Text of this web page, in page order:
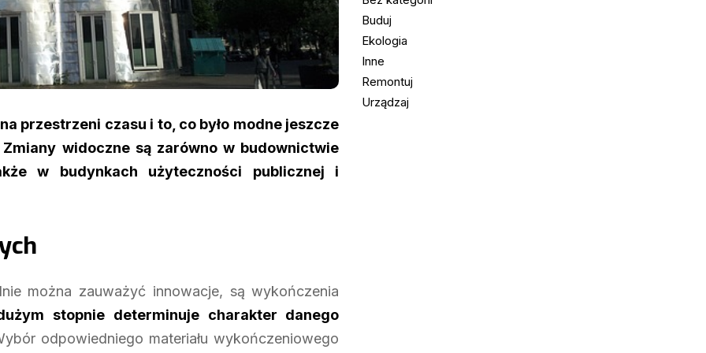
przestrzeni czasu i to, co było modne jeszcze
widoczne są zarówno w budownictwie
w budynkach użyteczności publicznej i
można zauważyć innowacje, są wykończenia
stopnie determinuje charakter danego
odpowiedniego materiału wykończeniowego
Buduj
Ekologia
Inne
Remontuj
Urządzaj